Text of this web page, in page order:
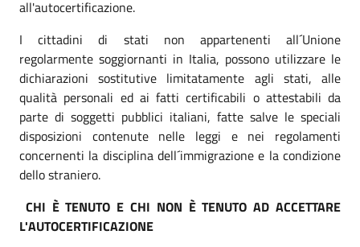
all'autocertificazione.
I cittadini di stati non appartenenti all´Unione
regolarmente soggiornanti in Italia, possono utilizzare le
dichiarazioni sostitutive limitatamente agli stati, alle
qualità personali ed ai fatti certificabili o attestabili da
parte di soggetti pubblici italiani, fatte salve le speciali
disposizioni contenute nelle leggi e nei regolamenti
concernenti la disciplina dell´immigrazione e la condizione
dello straniero.
CHI È TENUTO E CHI NON È TENUTO AD ACCETTARE
L'AUTOCERTIFICAZIONE